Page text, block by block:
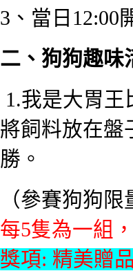
3、當日12:00
二、狗狗趣味
1.我是大胃王
將飼料放在盤
勝。
（參賽狗狗限
每5隻為一組
獎項: 精美贈